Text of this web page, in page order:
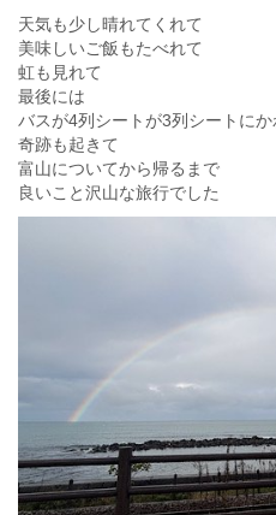
天気も少し晴れてくれて
美味しいご飯もたべれて
虹も見れて
最後には
バスが4列シートが3列シートにか
奇跡も起きて
富山についてから帰るまで
良いこと沢山な旅行でした